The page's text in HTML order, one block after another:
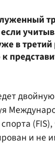
в третий
(FIS),
и не